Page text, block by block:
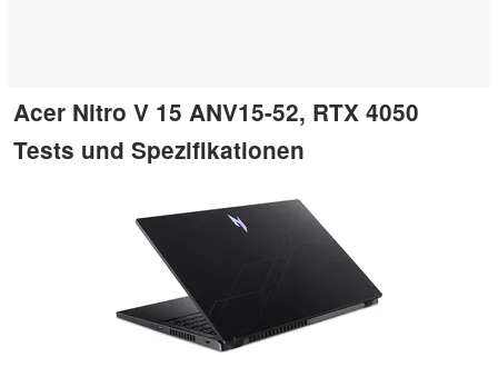
Acer Nitro V 15 ANV15-52, RTX 4050
Tests und Spezifikationen